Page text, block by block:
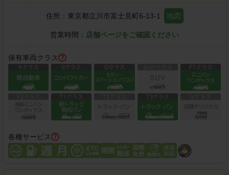
住所： 東京都立川市富士見町6-13-1 地図
営業時間： 店舗ページをご確認ください
保有車両クラス
各種サービス